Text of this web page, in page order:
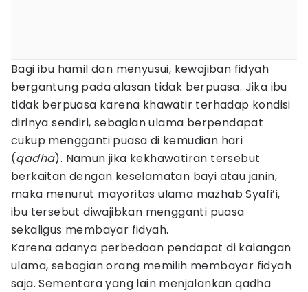
Bagi ibu hamil dan menyusui, kewajiban fidyah
bergantung pada alasan tidak berpuasa. Jika ibu
tidak berpuasa karena khawatir terhadap kondisi
dirinya sendiri, sebagian ulama berpendapat
cukup mengganti puasa di kemudian hari
(qadha). Namun jika kekhawatiran tersebut
berkaitan dengan keselamatan bayi atau janin,
maka menurut mayoritas ulama mazhab Syafi’i,
ibu tersebut diwajibkan mengganti puasa
sekaligus membayar fidyah.
Karena adanya perbedaan pendapat di kalangan
ulama, sebagian orang memilih membayar fidyah
saja. Sementara yang lain menjalankan qadha